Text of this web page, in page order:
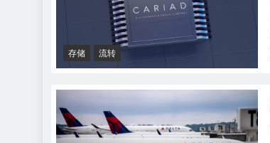
存储 流转